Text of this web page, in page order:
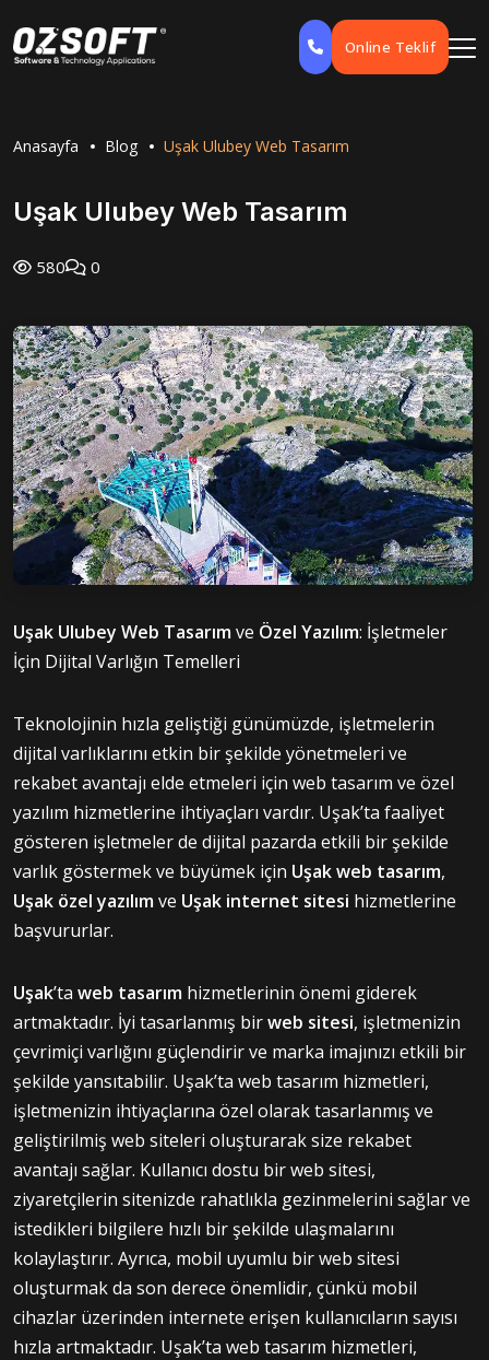
Online Teklif
Anasayfa Blog Uşak Ulubey Web Tasarım
Uşak Ulubey Web Tasarım
580 0
Uşak Ulubey Web Tasarımve Özel Yazılım: İşletmeler
İçin Dijital Varlığın Temelleri
Teknolojinin hızla geliştiği günümüzde, işletmelerin
dijital varlıklarını etkin bir şekilde yönetmeleri ve
rekabet avantajı elde etmeleri için web tasarım ve özel
yazılım hizmetlerine ihtiyaçları vardır. Uşak’ta faaliyet
gösteren işletmeler de dijital pazarda etkili bir şekilde
varlık göstermek ve büyümek için Uşak web tasarım,
Uşak özel yazılımve Uşak internet sitesi hizmetlerine
başvururlar.
Uşak’ta web tasarım hizmetlerinin önemi giderek
artmaktadır. İyi tasarlanmış birweb sitesi, işletmenizin
çevrimiçi varlığını güçlendirir ve marka imajınızı etkili bir
şekilde yansıtabilir. Uşak’ta web tasarım hizmetleri,
işletmenizin ihtiyaçlarına özel olarak tasarlanmış ve
geliştirilmiş web siteleri oluşturarak size rekabet
avantajı sağlar. Kullanıcı dostu bir web sitesi,
ziyaretçilerin sitenizde rahatlıkla gezinmelerini sağlar ve
istedikleri bilgilere hızlı bir şekilde ulaşmalarını
kolaylaştırır. Ayrıca, mobil uyumlu bir web sitesi
oluşturmak da son derece önemlidir, çünkü mobil
cihazlar üzerinden internete erişen kullanıcıların sayısı
hızla artmaktadır. Uşak’ta web tasarım hizmetleri,